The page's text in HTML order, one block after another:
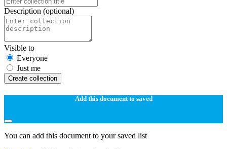
Description (optional)
Visible to
Everyone
Just me
Create collection
Add this document to saved
You can add this document to your saved list